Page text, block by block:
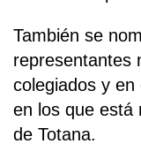
También se
representantes
colegiados y
en los que está
de Totana.